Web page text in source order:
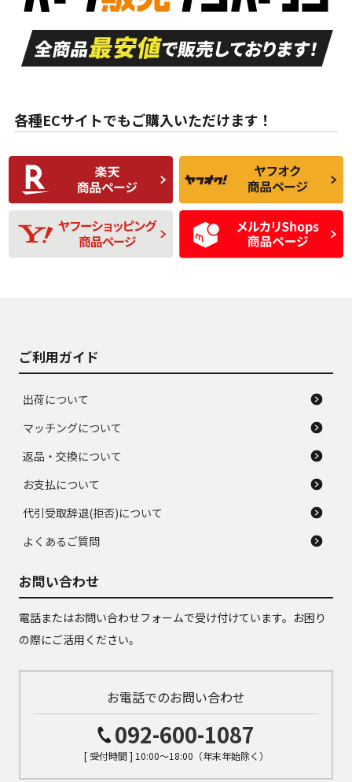
A
走行距離も少なく、
目立つ傷もほとんど
ない中古品
A
走行距離も少なく、
非常に状態の良い中
古品
な中古品
んどない中古品
C
比較的きれいな中古
品
C
られるが、使用に問
題のない中古品
D
使用感や目立つ傷が
あり、一般的な中古
品
D
残り溝も少なく、偏
磨耗がみられ、短期
間使用できるくらい
の中古品
各種ECサイトでもご購入いただけます！
ご利用ガイド
出荷について
マッチングについて
返品・交換について
お支払について
代引受取辞退(拒否)について
よくあるご質問
お問い合わせ
電話またはお問い合わせフォームで受け付けています。お困り
の際にご活用ください。
お電話でのお問い合わせ
092-600-1087
[ 受付時間 ] 10:00～18:00（年末年始除く）